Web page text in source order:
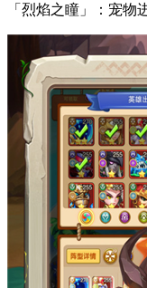
「烈焰之瞳」：宠